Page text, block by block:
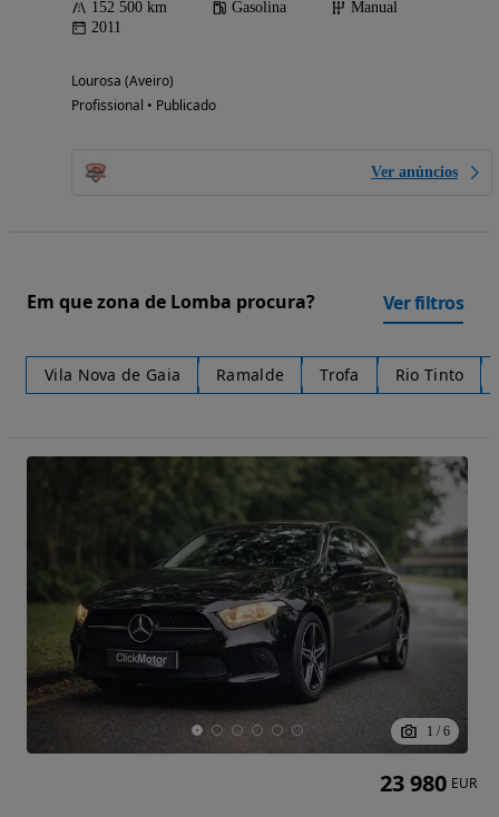
152 500 km Gasolina
Manual
2011
Lourosa (Aveiro)
Profissional • Publicado
Ver anúncios
Em que zona de Lomba procura? Ver filtros
Vila Nova de Gaia Ramalde Trofa Rio Tinto
1 / 6
23 980 EUR